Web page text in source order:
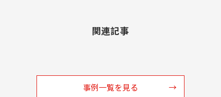
関連記事
事例一覧を見る